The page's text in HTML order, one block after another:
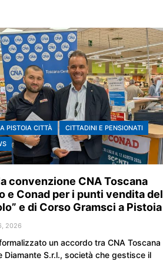
PISTOIA CITTÀ
CITTADINI E PENSIONATI
convenzione CNA Toscana
e Conad per i punti vendita del
e di Corso Gramsci a Pistoia
2026
un accordo tra CNA Toscana
Diamante S.r.l., società che gestisce il